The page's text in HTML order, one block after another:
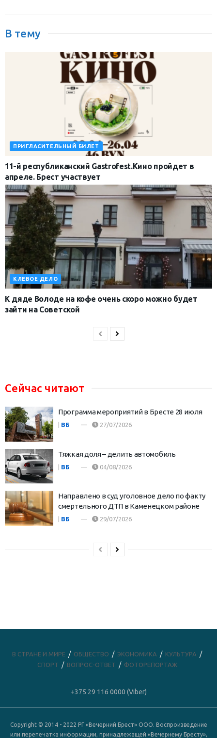
В тему
ПРИГЛАСИТЕЛЬНЫЙ БИЛЕТ
11-й республиканский Gastrofest.Кино пройдет в
апреле. Брест участвует
КЛЕВОЕ ДЕЛО
К дяде Володе на кофе очень скоро можно будет
зайти на Советской
Сейчас читают
Программа мероприятий в Бресте 28 июля
ВБ 27/07/2026
Тяжкая доля – делить автомобиль
| ВБ 04/08/2026
Направлено в суд уголовное дело по факту
смертельного ДТП в Каменецком районе
ВБ 29/07/2026
В СТРАНЕ И МИРЕ ОБЩЕСТВО ЭКОНОМИКА
КУЛЬТУРА
СПОРТ
ВОПРОС-ОТВЕТ ФОТОРЕПОРТАЖ
+375 29 116 0000 (Viber)
Copyright © 2014 - 2022 РГ «Вечерний Брест» ООО. Воспроизведение
или перепечатка информации, принадлежащей «Вечернему Бресту»,